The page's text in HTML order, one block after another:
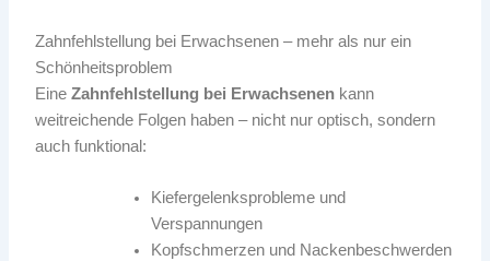
Zahnfehlstellung bei Erwachsenen – mehr als nur ein
Schönheitsproblem
EineZahnfehlstellung bei Erwachsenen kann
weitreichende Folgen haben – nicht nur optisch, sondern
auch funktional:
Kiefergelenksprobleme und
Verspannungen
Kopfschmerzen und Nackenbeschwerden